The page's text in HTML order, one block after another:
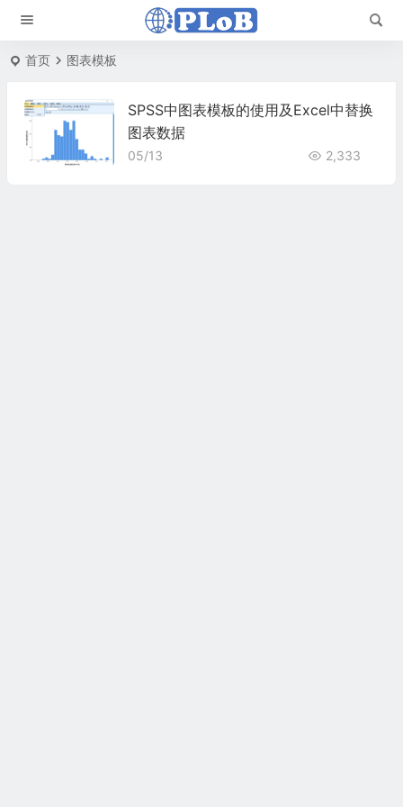
首页 图表模板
SPSS中图表模板的使用及Excel中替换
图表数据
05/13 2,333